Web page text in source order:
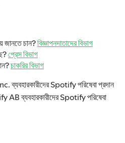
জানতে চান?বিজ্ঞাপনদাতাদের বিভাগ
প্রেস বিভাগ
চাকরির বিভাগ
ব্যবহারকারীদের Spotify পরিষেবা প্রদান
AB ব্যবহারকারীদের Spotify পরিষেবা